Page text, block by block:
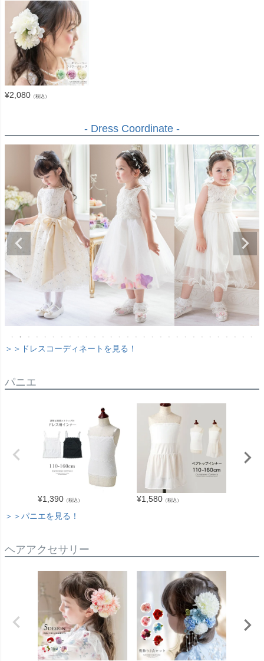
¥2,080 （税込）
- Dress Coordinate -
＞＞ドレスコーディネートを見る！
パニエ
¥1,390 （税込） ¥1,580 （税込）
＞＞パニエを見る！
ヘアアクセサリー